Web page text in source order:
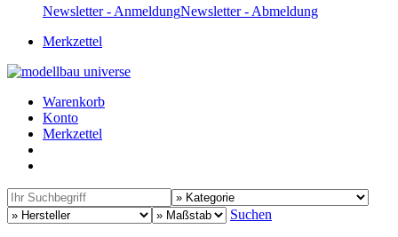
Newsletter - AnmeldungNewsletter - Abmeldung
Merkzettel
Warenkorb
Konto
Merkzettel
Suchen